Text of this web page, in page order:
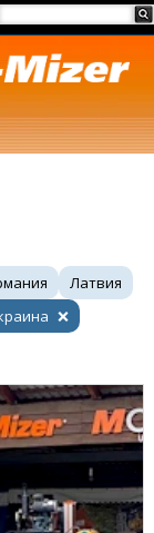
Латвия